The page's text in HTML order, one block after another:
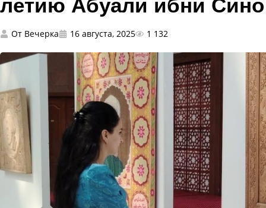
летию Абуали ибни Сино
От Вечерка 16 августа, 2025 1 132